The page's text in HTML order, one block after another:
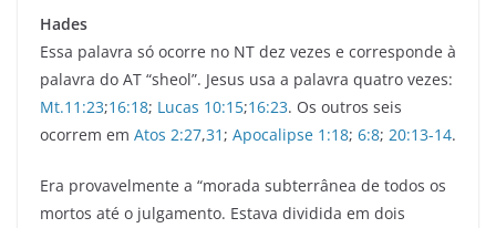
Hades
Essa palavra só ocorre no NT dez vezes e corresponde à
palavra do AT “sheol”. Jesus usa a palavra quatro vezes:
Mt.11:23;16:18; Lucas 10:15;16:23. Os outros seis
ocorrem em Atos 2:27,31; Apocalipse 1:18; 6:8; 20:13-14.
Era provavelmente a “morada subterrânea de todos os
mortos até o julgamento. Estava dividida em dois